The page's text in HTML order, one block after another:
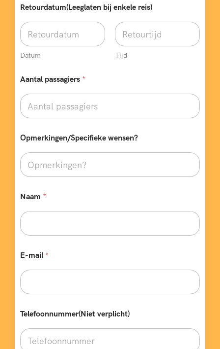
Retourdatum(Leeglaten bij enkele reis)
Datum Tijd
Aantal passagiers *
Opmerkingen/Specifieke wensen?
Naam *
E-mail *
a
s
a
Telefoonnummer(Niet verplicht)